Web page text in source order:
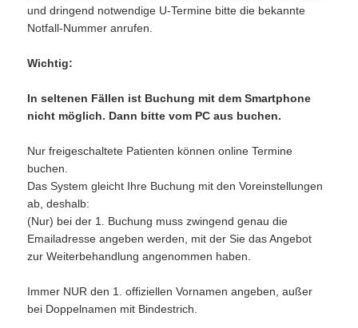
und dringend notwendige U-Termine bitte die bekannte
Notfall-Nummer anrufen.
Wichtig:
In seltenen Fällen ist Buchung mit dem Smartphone
nicht möglich. Dann bitte vom PC aus buchen.
Nur freigeschaltete Patienten können online Termine
buchen.
Das System gleicht Ihre Buchung mit den Voreinstellungen
ab, deshalb:
(Nur) bei der 1. Buchung muss zwingend genau die
Emailadresse angeben werden, mit der Sie das Angebot
zur Weiterbehandlung angenommen haben.
Immer NUR den 1. offiziellen Vornamen angeben, außer
bei Doppelnamen mit Bindestrich.